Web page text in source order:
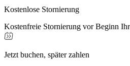
Kostenlose Stornierung
Kostenfreie Stornierung vor Beginn
Jetzt buchen, später zahlen